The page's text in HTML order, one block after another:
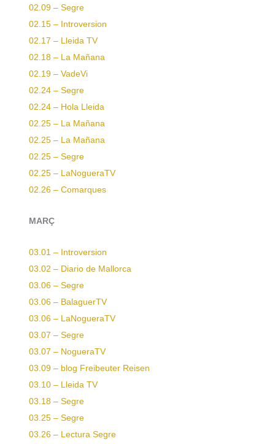
02.09 – Segre
02.15 – Introversion
02.17 – Lleida TV
02.18 – La Mañana
02.19 – VadeVi
02.24 – Segre
02.24 – Hola Lleida
02.25 – La Mañana
02.25 – La Mañana
02.25 – Segre
02.25 – LaNogueraTV
02.26 – Comarques
MARÇ
03.01 – Introversion
03.02 – Diario de Mallorca
03.06 – Segre
03.06 – BalaguerTV
03.06 – LaNogueraTV
03.07 – Segre
03.07 – NogueraTV
03.09 – blog Freibeuter Reisen
03.10 – Lleida TV
03.18 – Segre
03.25 – Segre
03.26 – Lectura Segre